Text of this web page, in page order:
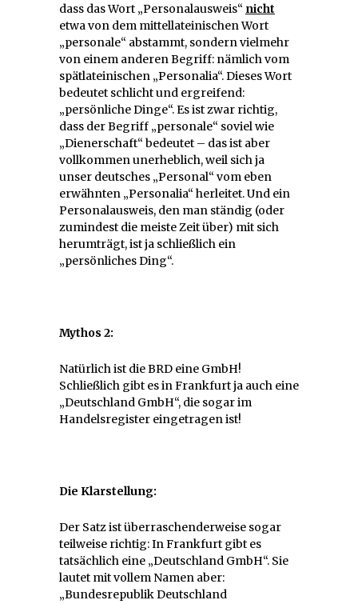
dass das Wort „Personalausweis“ nicht
etwa von dem mittellateinischen Wort
„personale“ abstammt, sondern vielmehr
von einem anderen Begriff: nämlich vom
spätlateinischen „Personalia“. Dieses Wort
bedeutet schlicht und ergreifend:
„persönliche Dinge“. Es ist zwar richtig,
dass der Begriff „personale“ soviel wie
„Dienerschaft“ bedeutet – das ist aber
vollkommen unerheblich, weil sich ja
unser deutsches „Personal“ vom eben
erwähnten „Personalia“ herleitet. Und ein
Personalausweis, den man ständig (oder
zumindest die meiste Zeit über) mit sich
herumträgt, ist ja schließlich ein
„persönliches Ding“.
Mythos 2:
Natürlich ist die BRD eine GmbH!
Schließlich gibt es in Frankfurt ja auch eine
„Deutschland GmbH“, die sogar im
Handelsregister eingetragen ist!
Die Klarstellung:
Der Satz ist überraschenderweise sogar
teilweise richtig: In Frankfurt gibt es
tatsächlich eine „Deutschland GmbH“. Sie
lautet mit vollem Namen aber:
„Bundesrepublik Deutschland